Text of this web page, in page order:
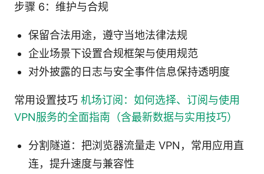
步骤 6：维护与合规
保留合法用途，遵守当地法律法规
企业场景下设置合规框架与使用规范
对外披露的日志与安全事件信息保持透明度
常用设置技巧 机场订阅：如何选择、订阅与使用
VPN服务的全面指南（含最新数据与实用技巧）
分割隧道：把浏览器流量走 VPN，常用应用直
连，提升速度与兼容性